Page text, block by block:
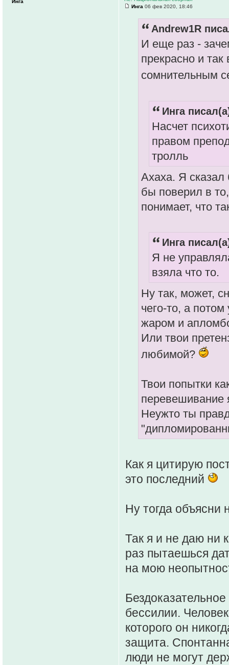
Инга 06 фев 2020, 18:46
Andrew1R
И еще раз -
прекрасно и
сомнительным
Инга
Насчет
правом
тролль
Ахаха. Я
бы поверил в
понимает, что
Инга
Я не
взяла что то.
Ну так, может,
чего-то, а
жаром и
Или твои
любимой?
Твои попытки
перевешивание
Неужто ты
Как я цитирую
это последний
Ну тогда
Так я и не даю ни
раз пытаешься
на мою
бессилии.
которого он
защита.
люди не могут
Инга